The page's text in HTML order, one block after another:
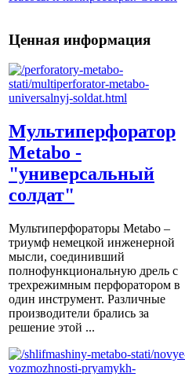
Ценная информация
Мультиперфоратор
Metabo -
"универсальный
солдат"
Мультиперфораторы Metabo –
триумф немецкой инженерной
мысли, соединивший
полнофункциональную дрель с
трехрежимным перфоратором в
один инструмент. Различные
производители брались за
решение этой ...